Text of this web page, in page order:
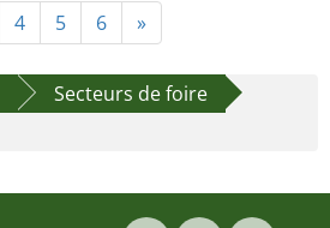
4 5 6 »
Secteurs de foire